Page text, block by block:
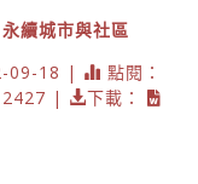
續城市與社區
09-18 |
點閱：
2427 |
下載：